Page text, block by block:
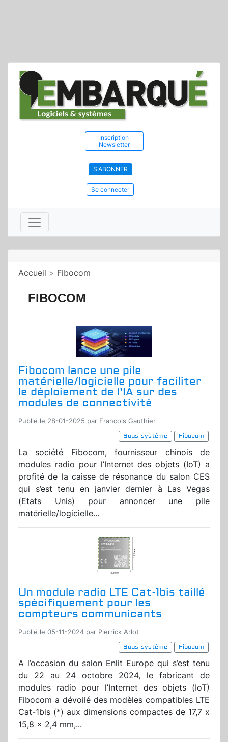
Inscription
Newsletter
S'ABONNER
Se connecter
Accueil > Fibocom
FIBOCOM
Fibocom lance une pile
matérielle/logicielle pour faciliter
le déploiement de l'IA sur des
modules de connectivité
Publié le 28-01-2025 par Francois Gauthier
Sous-système
Fibocom
La société Fibocom, fournisseur chinois de
modules radio pour l’Internet des objets (IoT) a
profité de la caisse de résonance du salon CES
qui s’est tenu en janvier dernier à Las Vegas
(Etats Unis) pour annoncer une pile
matérielle/logicielle...
Un module radio LTE Cat-1bis taillé
spécifiquement pour les
compteurs communicants
Publié le 05-11-2024 par Pierrick Arlot
Sous-système
Fibocom
A l’occasion du salon Enlit Europe qui s’est tenu
du 22 au 24 octobre 2024, le fabricant de
modules radio pour l’Internet des objets (IoT)
Fibocom a dévoilé des modèles compatibles LTE
Cat-1bis (*) aux dimensions compactes de 17,7 x
15,8 x 2,4 mm,...